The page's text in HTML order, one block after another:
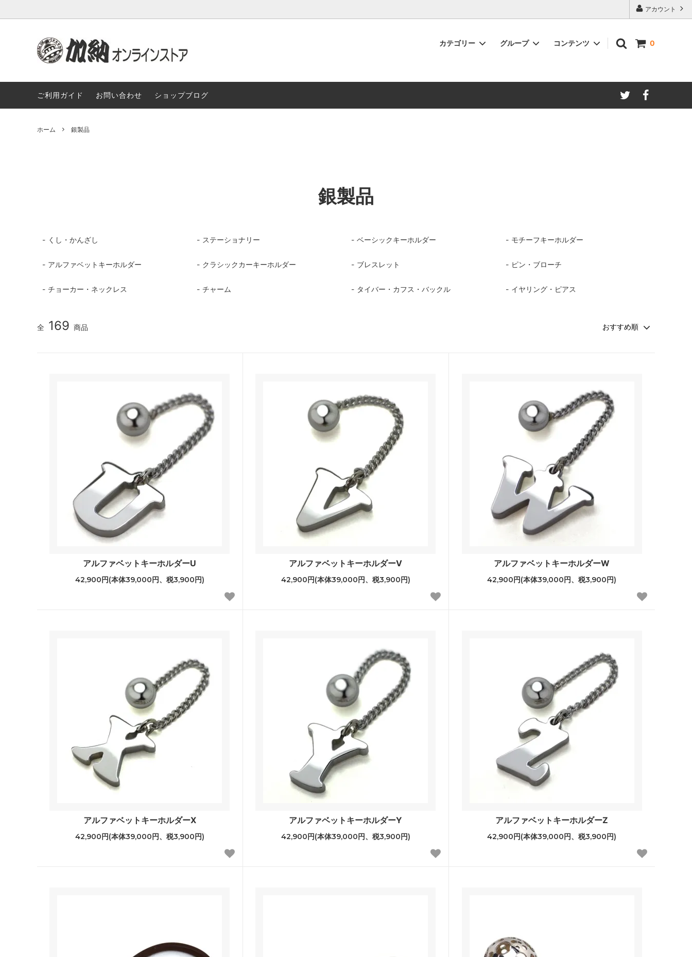
アカウント
0
カテゴリー
本革製品 便利道具・雑貨
グループ コンテンツ
ご注文の流れ
ご利用ガイド お問い合わせ ショップブログ
ホーム 銀製品
銀製品
くし・かんざし ステーショナリー ベーシックキーホルダー モチーフキーホルダー
アルファベットキーホルダー クラシックカーキーホルダー ブレスレット ピン・ブローチ
チョーカー・ネックレス チャーム タイバー・カフス・バックル イヤリング・ピアス
全 169 商品
アルファベットキーホルダーU
42,900円(本体39,000円、税3,900円)
アルファベットキーホルダーV
42,900円(本体39,000円、税3,900円)
アルファベットキーホルダーW
42,900円(本体39,000円、税3,900円)
アルファベットキーホルダーX
42,900円(本体39,000円、税3,900円)
アルファベットキーホルダーY
42,900円(本体39,000円、税3,900円)
アルファベットキーホルダーZ
42,900円(本体39,000円、税3,900円)